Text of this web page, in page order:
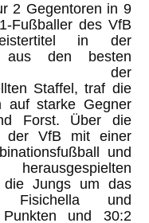
2 Gegentoren in 9
1-Fußballer des VfB
in der
den
besten
der
n Staffel , traf die
auf starke Gegner
Forst. Über die
der VfB mit einer
und
die Jungs um das
Fisichella und
und 30:2